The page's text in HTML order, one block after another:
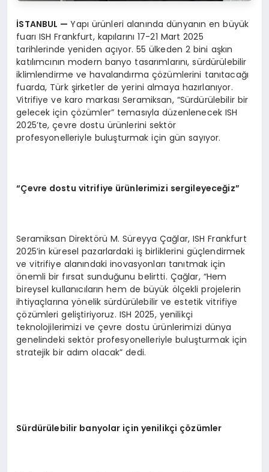
İSTANBUL —Yapı ürünleri alanında dünyanın en büyük
fuarı ISH Frankfurt, kapılarını 17-21 Mart 2025
tarihlerinde yeniden açıyor. 55 ülkeden 2 bini aşkın
katılımcının modern banyo tasarımlarını, sürdürülebilir
iklimlendirme ve havalandırma çözümlerini tanıtacağı
fuarda, Türk şirketler de yerini almaya hazırlanıyor.
Vitrifiye ve karo markası Seramiksan, “Sürdürülebilir bir
gelecek için çözümler” temasıyla düzenlenecek ISH
2025’te, çevre dostu ürünlerini sektör
profesyonelleriyle buluşturmak için gün sayıyor.
“Çevre dostu vitrifiye ürünlerimizi sergileyeceğiz”
Seramiksan Direktörü M. Süreyya Çağlar, ISH Frankfurt
2025’in küresel pazarlardaki iş birliklerini güçlendirmek
ve vitrifiye alanındaki inovasyonları tanıtmak için
önemli bir fırsat sunduğunu belirtti. Çağlar, “Hem
bireysel kullanıcıların hem de büyük ölçekli projelerin
ihtiyaçlarına yönelik sürdürülebilir ve estetik vitrifiye
çözümleri geliştiriyoruz. ISH 2025, yenilikçi
teknolojilerimizi ve çevre dostu ürünlerimizi dünya
genelindeki sektör profesyonelleriyle buluşturmak için
stratejik bir adım olacak” dedi.
Sürdürülebilir banyolar için yenilikçi çözümler